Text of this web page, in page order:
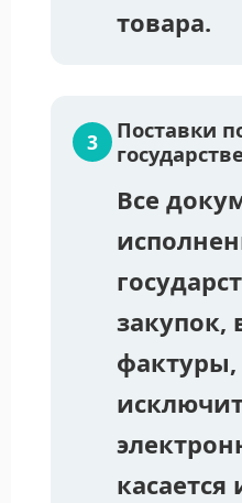
товара.
Поставки
Все
закупок,
касается